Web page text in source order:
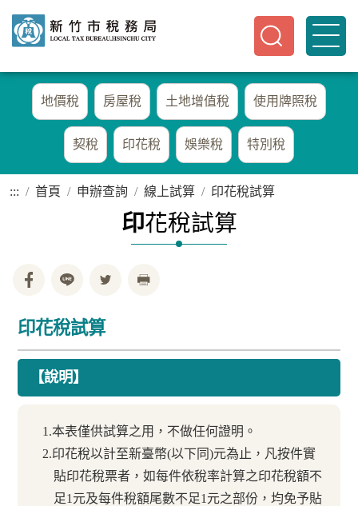
地價稅 房屋稅 土地增值稅 使用牌照稅
契稅 印花稅 娛樂稅 特別稅
::: 首頁 申辦查詢 線上試算 印花稅試算
印花稅試算
印花稅試算
【說明】
1.本表僅供試算之用，不做任何證明。
2.印花稅以計至新臺幣(以下同)元為止，凡按件實
貼印花稅票者，如每件依稅率計算之印花稅額不
足1元及每件稅額尾數不足1元之部份，均免予貼